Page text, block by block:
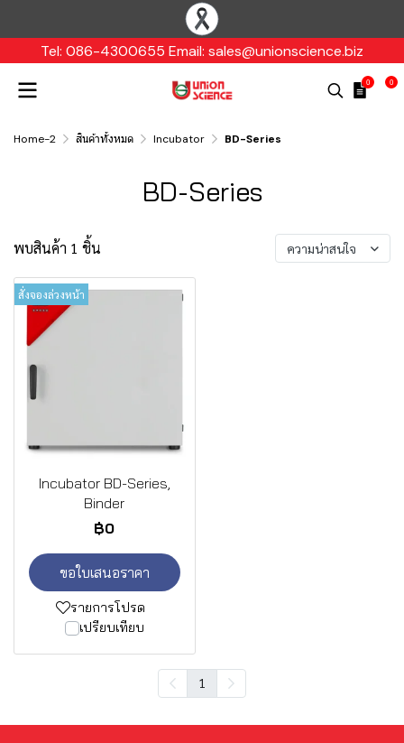
Tel: 086-4300655 Email: sales@unionscience.biz
0 0
Home-2 สินค้าทั้งหมด Incubator BD-Series
BD-Series
พบสินค้า 1 ชิ้น ความน่าสนใจ
สั่งจองล่วงหน้า
Incubator BD-Series,
Binder
฿0
ขอใบเสนอราคา
รายการโปรด
เปรียบเทียบ
1